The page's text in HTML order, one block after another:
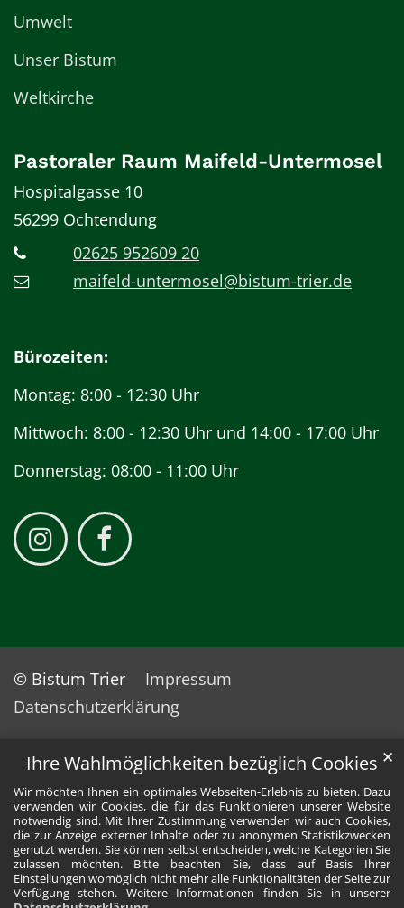
Ihre Wahlmöglichkeiten bezüglich Cookies
Wir möchten Ihnen ein optimales Webseiten-Erlebnis zu bieten. Dazu
verwenden wir Cookies, die für das Funktionieren unserer Website
notwendig sind. Mit Ihrer Zustimmung verwenden wir auch Cookies,
die zur Anzeige externer Inhalte oder zu anonymen Statistikzwecken
genutzt werden. Sie können selbst entscheiden, welche Kategorien Sie
zulassen möchten. Bitte beachten Sie, dass auf Basis Ihrer
Einstellungen womöglich nicht mehr alle Funktionalitäten der Seite zur
Verfügung stehen. Weitere Informationen finden Sie in unserer
✕
Umwelt
Unser Bistum
Weltkirche
Pastoraler Raum Maifeld-Untermosel
Hospitalgasse 10
56299 Ochtendung
02625 952609 20
maifeld-untermosel@bistum-trier.de
Bürozeiten:
Montag: 8:00 - 12:30 Uhr
Mittwoch: 8:00 - 12:30 Uhr und 14:00 - 17:00 Uhr
Donnerstag: 08:00 - 11:00 Uhr
© Bistum Trier
Impressum
Datenschutzerklärung